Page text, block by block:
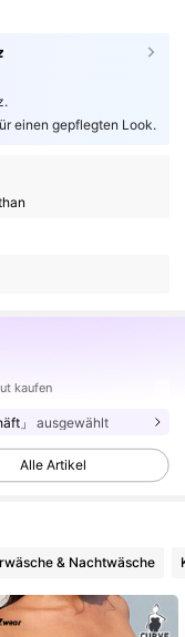
einen gepflegten Look.
kaufen
」 ausgewählt
Alle Artikel
& Nachtwäsche